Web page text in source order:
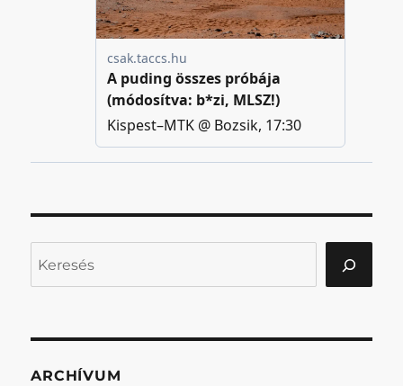
ARCHÍVUM